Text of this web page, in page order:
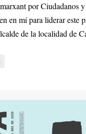
por Ciudadanos
en mí para liderar este
de la localidad de